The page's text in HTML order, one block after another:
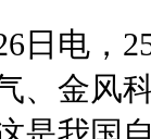
电，
、金风